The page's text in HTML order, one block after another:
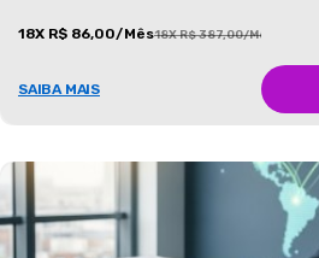
18X R$ 86,00/Mês18X R$ 387,00/Mês
SAIBA MAIS